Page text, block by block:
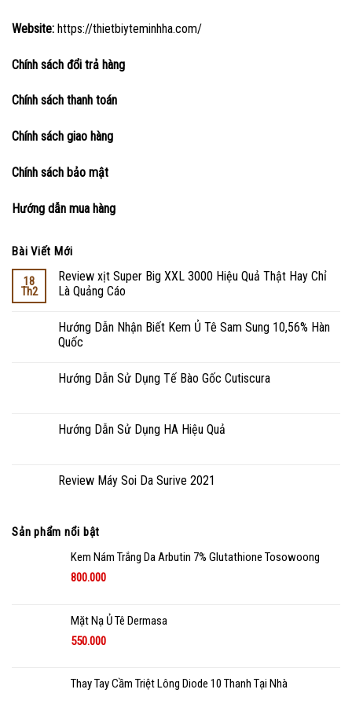
Website: https://thietbiyteminhha.com/
Chính sách đổi trả hàng
Chính sách thanh toán
Chính sách giao hàng
Chính sách bảo mật
Hướng dẫn mua hàng
Bài Viết Mới
18
Th2
Review xịt Super Big XXL 3000 Hiệu Quả Thật Hay Chỉ
Là Quảng Cáo
Hướng Dẫn Nhận Biết Kem Ủ Tê Sam Sung 10,56% Hàn
Quốc
Hướng Dẫn Sử Dụng Tế Bào Gốc Cutiscura
Hướng Dẫn Sử Dụng HA Hiệu Quả
Review Máy Soi Da Surive 2021
Sản phẩm nổi bật
Kem Nám Trắng Da Arbutin 7% Glutathione Tosowoong
800.000
Mặt Nạ Ủ Tê Dermasa
550.000
Thay Tay Cầm Triệt Lông Diode 10 Thanh Tại Nhà